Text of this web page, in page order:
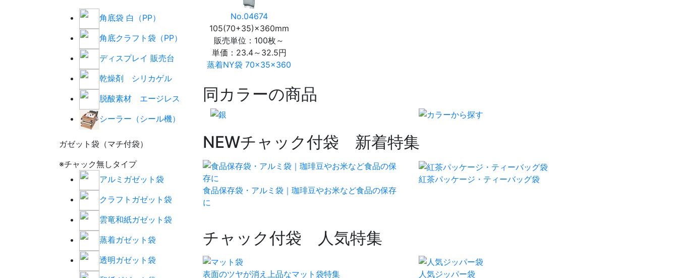
角底袋 白（PP）
角底クラフト袋（PP）
ディスプレイ 販売台
乾燥剤 シリカゲル
脱酸素材 エージレス
シーラー（シール機）
ガゼット袋（マチ付袋）
※チャック無しタイプ
アルミガゼット袋
クラフトガゼット袋
雲竜和紙ガゼット袋
蒸着ガゼット袋
透明ガゼット袋
No.04674
105(70+35)×360mm
販売単位：100枚～
単価： 23.4～32.5円
蒸着NY袋 70×35×360
同カラーの商品
NEWチャック付袋 新着特集
食品保存袋・アルミ袋｜珈琲豆やお米など食品の保存
に
紅茶パッケージ・ティーバッグ袋
チャック付袋 人気特集
表面のツヤが消え上品なマット袋特集 人気ジッパー袋